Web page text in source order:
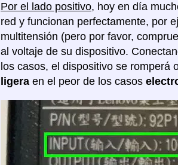
Por el lado positivo, hoy en día
red y funcionan perfectamente, por
multitensión (pero por favor,
al voltaje de su dispositivo.
los casos, el dispositivo se romperá
ligera en el peor de los casos